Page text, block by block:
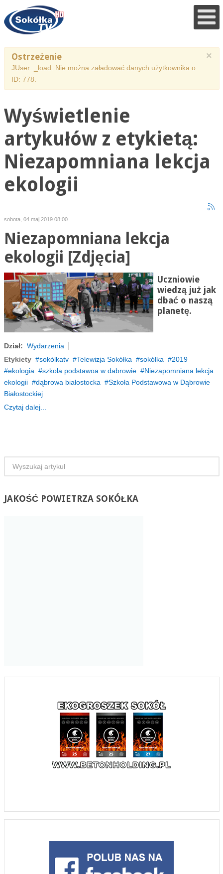
×
Ostrzeżenie
JUser::_load: Nie można załadować danych użytkownika o
ID: 778.
Wyświetlenie
artykułów z etykietą:
Niezapomniana lekcja
ekologii
sobota, 04 maj 2019 08:00
Niezapomniana lekcja
ekologii [Zdjęcia]
Uczniowie
wiedzą już jak
dbać o naszą
planetę.
Dział: Wydarzenia
Etykiety
sokólkatv Telewizja Sokółka sokólka
2019
ekologia
szkola podstawoa w dabrowie
Niezapomniana lekcja
ekologii
dąbrowa białostocka
Szkoła Podstawowa w Dąbrowie
Białostockiej
Czytaj dalej...
JAKOŚĆPOWIETRZA SOKÓŁKA